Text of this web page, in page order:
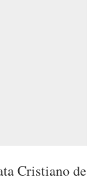
Cristiano de